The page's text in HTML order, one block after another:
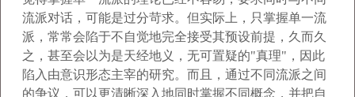
流派对话，可能是过分苛求。但实际上，只掌握单一流
派，常常会陷于不自觉地完全接受其预设前提，久而久
之，甚至会以为是天经地义，无可置疑的"真理" ，因此
陷入由意识形态主宰的研究。而且，通过不同流派之间
的争议，可以更清晰深入地同时掌握不同概念，并把自